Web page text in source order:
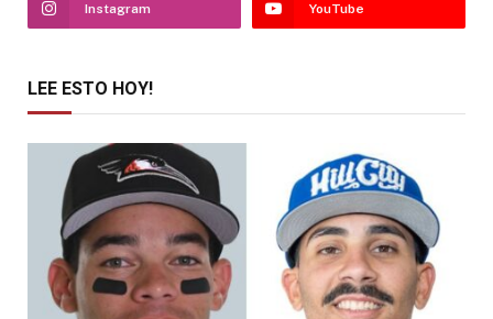
Instagram YouTube
LEE ESTO HOY!